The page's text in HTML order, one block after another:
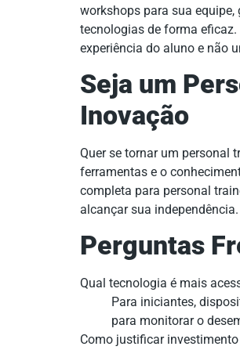
workshops para sua
tecnologias de forma
experiência do aluno e não
Seja um
Inovação
Quer se tornar um personal
ferramentas e o
completa para personal
alcançar sua independência.
Perguntas
Qual tecnologia é mais
Para iniciantes,
para monitorar o
Como justificar